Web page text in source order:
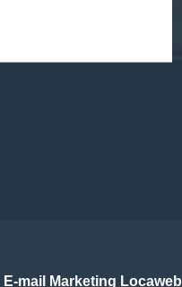
E-mail Marketing Locaweb